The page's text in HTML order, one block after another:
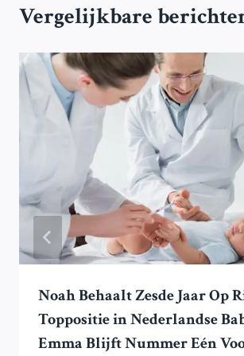
Vergelijkbare
Noah Behaalt Zesde Jaar Op
Toppositie in Nederlandse
Emma Blijft Nummer Eén